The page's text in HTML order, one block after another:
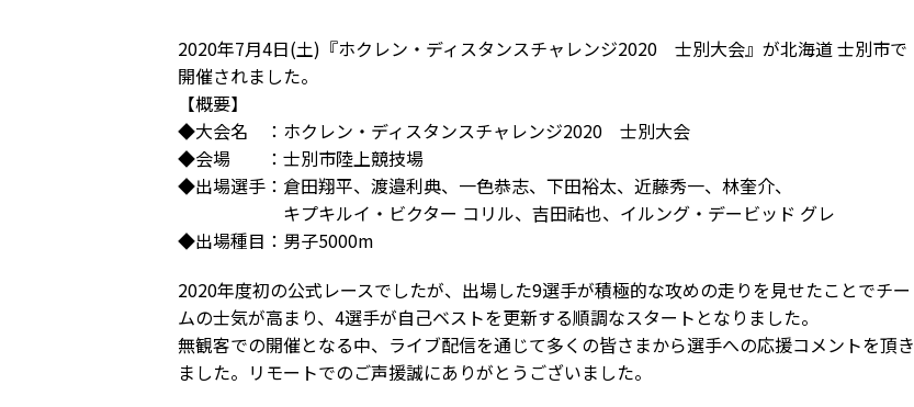
2020年7月4日(土)『ホクレン・ディスタンスチャレンジ2020 士別大会』が北海道 士別市で
開催されました。
【概要】
◆大会名 ：ホクレン・ディスタンスチャレンジ2020 士別大会
◆会場 ：士別市陸上競技場
◆出場選手：倉田翔平、渡邉利典、一色恭志、下田裕太、近藤秀一、林奎介、
キプキルイ・ビクター コリル、吉田祐也、イルング・デービッド グレ
◆出場種目：男子5000m
2020年度初の公式レースでしたが、出場した9選手が積極的な攻めの走りを見せたことでチー
ムの士気が高まり、4選手が自己ベストを更新する順調なスタートとなりました。
無観客での開催となる中、ライブ配信を通じて多くの皆さまから選手への応援コメントを頂き
ました。リモートでのご声援誠にありがとうございました。